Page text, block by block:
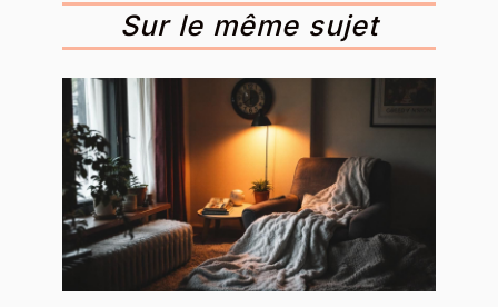
Sur le même sujet